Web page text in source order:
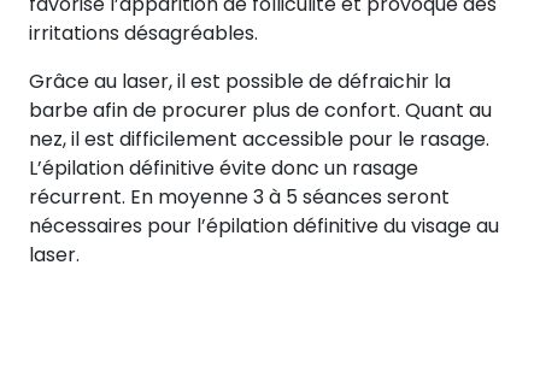
irritations désagréables.
Grâce au laser, il est possible de défraichir la
barbe afin de procurer plus de confort. Quant au
nez, il est difficilement accessible pour le rasage.
L’épilation définitive évite donc un rasage
récurrent. En moyenne 3 à 5 séances seront
nécessaires pour l’épilation définitive du visage au
laser.